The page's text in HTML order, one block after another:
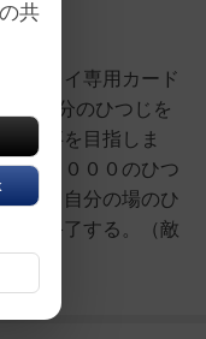
充実
人プレイ専用カード
。自分のひつじを
す事を目指しま
に１０００のひつ
件＞・自分の場のひ
ンド終了する。（敵
共